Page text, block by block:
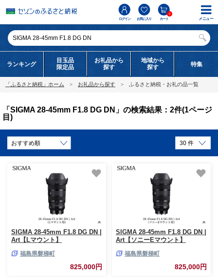
ログイン お気に入り カート
0
ランキング
目玉品
限定品
お礼品から
探す
地域から
探す
特集
「ふるさと納税」ホーム お礼品から探す ふるさと納税・お礼の品一覧
「SIGMA 28-45mm F1.8 DG DN」の検索結果：2件(1ページ
目)
SIGMA 28-45mm F1.8 DG DN |
Art【Lマウント】
福島県磐梯町
825,000円
SIGMA 28-45mm F1.8 DG DN |
Art【ソニーEマウント】
福島県磐梯町
825,000円
メニュー